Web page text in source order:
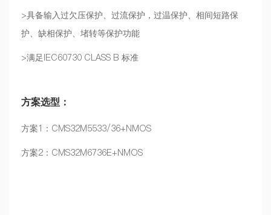
>具备输入过欠压保护、过流保护，过温保护、相间短路保
护、缺相保护、堵转等保护功能
>满足IEC60730 CLASS B 标准
方案选型：
方案1：CMS32M5533/36+NMOS
方案2：CMS32M6736E+NMOS